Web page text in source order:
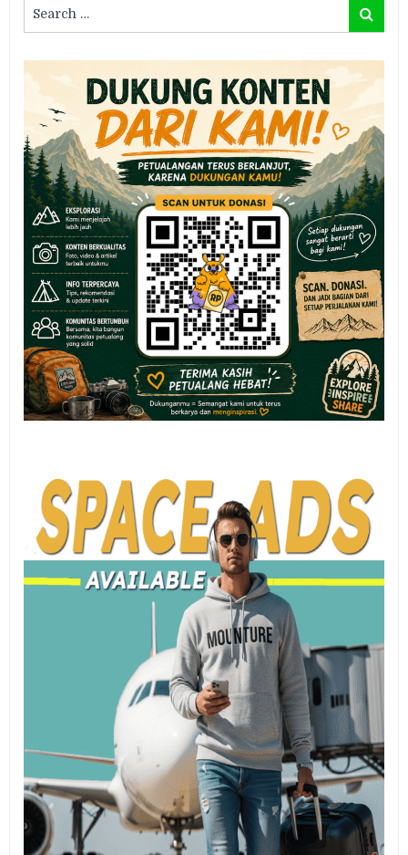
for:
Search